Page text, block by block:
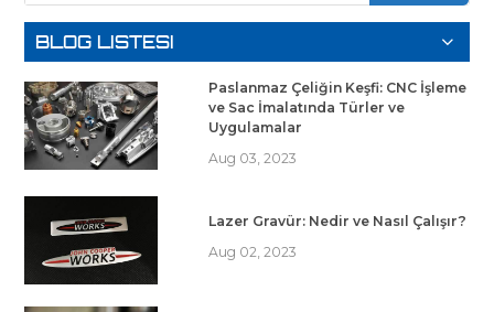
BLOG LISTESI
Paslanmaz Çeliğin Keşfi: CNC İşleme
ve Sac İmalatında Türler ve
Uygulamalar
Aug 03, 2023
Lazer Gravür: Nedir ve Nasıl Çalışır?
Aug 02, 2023